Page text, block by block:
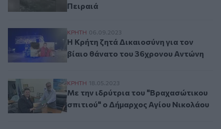
Πειραιά
Η Κρήτη ζητά Δικαιοσύνη για τον βίαιο
ΚΡΗΤΗ 06.09.2023
Η Κρήτη ζητά Δικαιοσύνη για τον
βίαιο θάνατο του 36χρονου Αντώνη
Με την ιδρύτρια του "Βραχασώτικου
ΚΡΗΤΗ 18.05.2023
Με την ιδρύτρια του "Βραχασώτικου
σπιτιού" ο Δήμαρχος Αγίου Νικολάου